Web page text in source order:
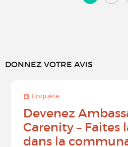
DONNEZ VOTRE AVIS
Enquête
Devenez
Carenity – Faites
dans la